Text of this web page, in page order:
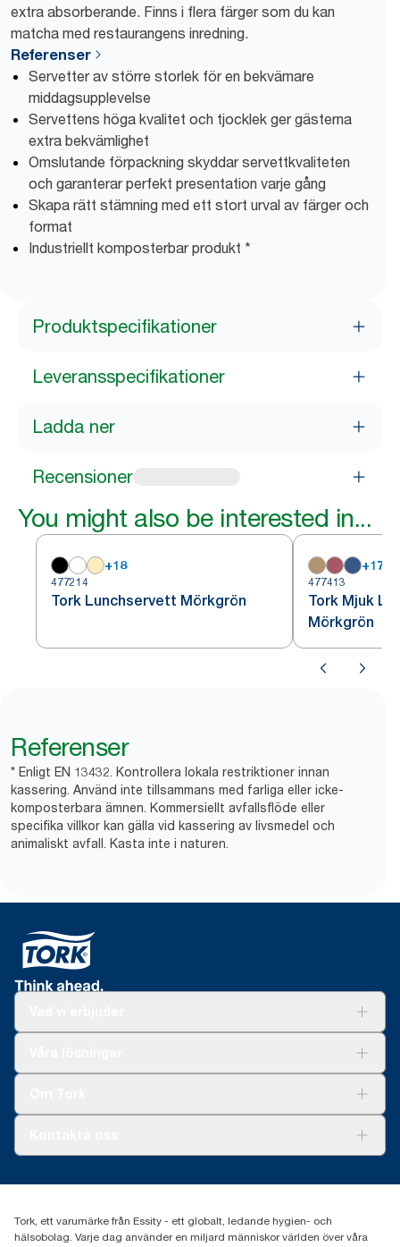
extra absorberande. Finns i flera färger som du kan
matcha med restaurangens inredning.
Referenser
Servetter av större storlek för en bekvämare
middagsupplevelse
Servettens höga kvalitet och tjocklek ger gästerna
extra bekvämlighet
Omslutande förpackning skyddar servettkvaliteten
och garanterar perfekt presentation varje gång
Skapa rätt stämning med ett stort urval av färger och
format
Industriellt komposterbar produkt *
Produktspecifikationer
Leveransspecifikationer
Ladda ner
Recensioner
You might also be interested in...
+18
477214
Tork Lunchservett Mörkgrön
+17
477413
Tork Mjuk
Mörkgrön
Referenser
* Enligt EN 13432. Kontrollera lokala restriktioner innan
kassering. Använd inte tillsammans med farliga eller icke-
komposterbara ämnen. Kommersiellt avfallsflöde eller
specifika villkor kan gälla vid kassering av livsmedel och
animaliskt avfall. Kasta inte i naturen.
031-746 17 00
Tork, ett varumärke från Essity - ett globalt, ledande hygien- och
hälsobolag. Varje dag använder en miljard människor världen över våra